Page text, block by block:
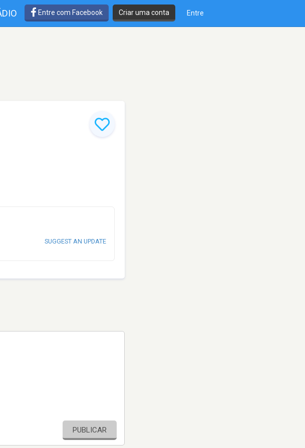
Entre com Facebook Criar uma conta Entre
SUGGEST AN UPDATE
PUBLICAR